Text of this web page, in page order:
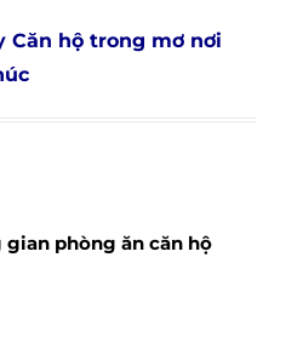
Căn hộ trong mơ nơi
phòng ăn căn hộ